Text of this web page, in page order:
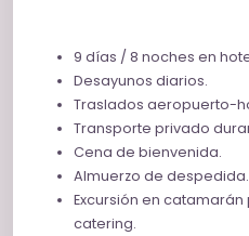
Uno de los momentos más
cultural y espiritual que
celebra el sagrado
la tradición, la sabiduría
de sus principales
Mujer Indígena y el Día
9 días / 8 noches en
Desayunos diarios.
Traslados aeropuerto-
Transporte privado
Cena de bienvenida.
Almuerzo de despedida.
Excursión en
catering.